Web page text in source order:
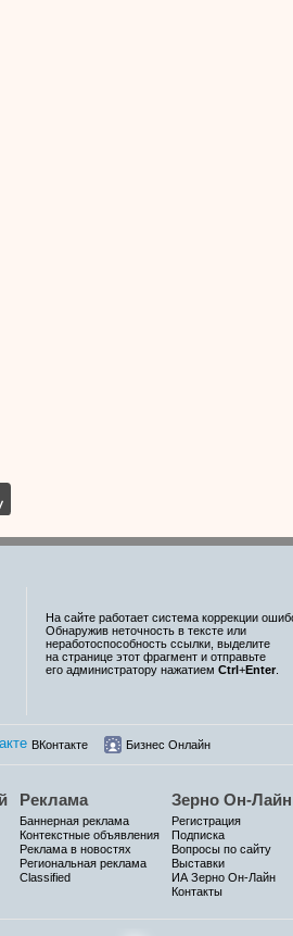
На сайте работает система коррекции
Обнаружив неточность в тексте или
неработоспособность ссылки, выделите
на странице этот фрагмент и отправьте
его администратору нажатием Ctrl+Enter
ВКонтакте Бизнес Онлайн
Реклама
Баннерная реклама
Контекстные объявления
Реклама в новостях
Региональная реклама
Classified
Зерно Он-Лайн
Регистрация
Подписка
Вопросы по сайту
Выставки
ИА Зерно Он-Лайн
Контакты